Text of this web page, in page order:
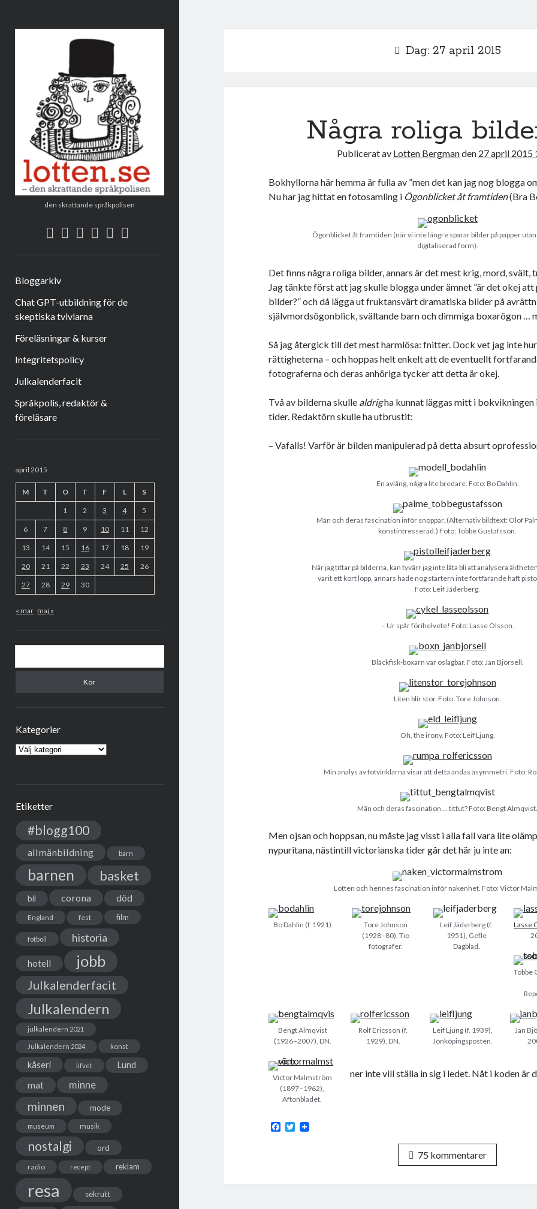
den skrattande språkpolisen
twitter
facebook
instagram
linkedin
rss
Bloggarkiv
Chat GPT-utbildning för de
skeptiska tvivlarna
Föreläsningar & kurser
Integritetspolicy
Julkalenderfacit
Språkpolis, redaktör &
föreläsare
april 2015
M T O T F L S
1 2 3 4 5
6 7 8 9 10 11 12
13 14 15 16 17 18 19
20 21 22 23 24 25 26
27 28 29 30
« mar maj »
Kategorier
Kategorier
Etiketter
#blogg100
allmänbildning barn
barnen basket
bil corona död
England fest film
fotboll historia
hotell jobb
Julkalenderfacit
Julkalendern
julkalendern 2021
Julkalendern 2024 konst
kåseri lifvet Lund
mat minne
minnen mode
museum musik
nostalgi ord
radio recept reklam
resa sekrutt
Dag: 27 april 2015
Några roliga
Publicerat av Lotten Bergmanden 27 april 2015
Bokhyllorna här hemma är fulla av ”men det kan jag nog blogga
Nu har jag hittat en fotosamling i Ögonblicket åt framtiden(Bra
Ögonblicket åt framtiden (när vi inte längre sparar bilder på papper
digitaliserad form).
Det finns några roliga bilder, annars är det mest krig, mord, svält,
Jag tänkte först att jag skulle blogga under ämnet ”är det okej att
bilder?” och då lägga ut fruktansvärt dramatiska bilder på
självmordsögonblick, svältande barn och dimmiga boxarögon …
Så jag återgick till det mest harmlösa: fnitter. Dock vet jag inte
rättigheterna – och hoppas helt enkelt att de eventuellt
fotograferna och deras anhöriga tycker att detta är okej.
Två av bilderna skulle aldrigha kunnat läggas mitt i bokvikningen
tider. Redaktörn skulle ha utbrustit:
– Vafalls! Varför är bilden manipulerad på detta absurt
En avlång, några lite bredare. Foto: Bo Dahlin.
Män och deras fascination inför snoppar. (Alternativ bildtext: Olof
konstintresserad.) Foto: Tobbe Gustafsson.
När jag tittar på bilderna, kan tyvärr jag inte låta bli att analysera
varit ett kort lopp, annars hade nog startern inte fortfarande haft
Foto: Leif Jäderberg.
– Ur spår förihelvete! Foto: Lasse Olsson.
Bläckfisk-boxarn var oslagbar. Foto: Jan Björsell.
Liten blir stor. Foto: Tore Johnson.
Oh, the irony. Foto: Leif Ljung.
Min analys av fotvinklarna visar att detta andas asymmetri. Foto:
Män och deras fascination … tittut? Foto: Bengt Almqvist.
Men ojsan och hoppsan, nu måste jag visst i alla fall vara lite
nypuritana, nästintill victorianska tider går det här ju inte an:
Lotten och hennes fascination inför nakenhet. Foto: Victor
Bo Dahlin (f. 1921).
Tore Johnson
(1928–80), Tio
fotografer.
Leif Jäderberg (f.
1951), Gefle
Dagblad.
Lasse
Tobbe
Bengt Almqvist
(1926–2007), DN.
Rolf Ericsson (f.
1929), DN.
Leif Ljung (f. 1939),
Jönköpingsposten.
Jan
Victor Malmström
(1897–1962),
Aftonbladet.
ner inte vill ställa in sig i ledet. Nåt i koden är
F
T
75 kommentarer